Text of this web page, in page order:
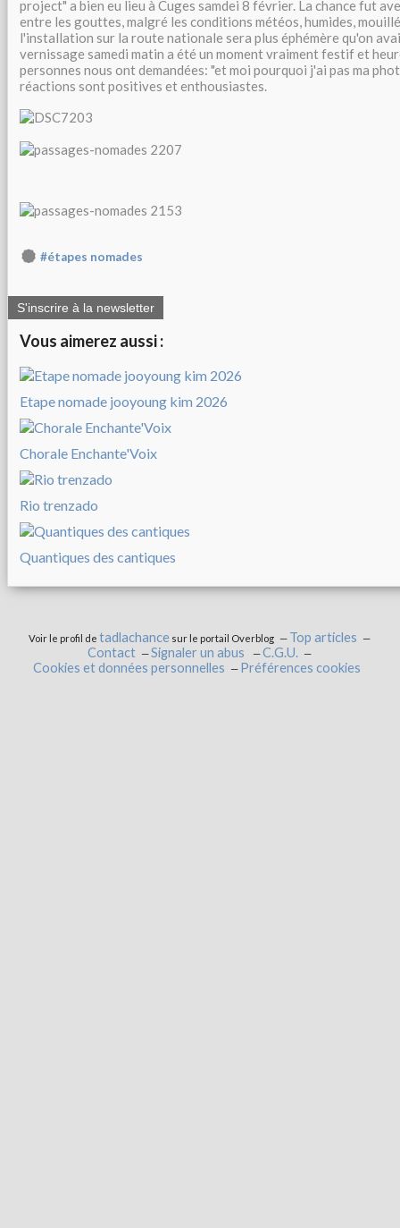
project" a bien eu lieu à Cuges samdei 8 février. La chance fut
entre les gouttes, malgré les conditions météos, humides,
l'installation sur la route nationale sera plus éphémère qu'on
vernissage samedi matin a été un moment vraiment festif et
personnes nous ont demandées: "et moi pourquoi j'ai pas ma
réactions sont positives et enthousiastes.
#étapes nomades
S'inscrire à la newsletter
Vous aimerez aussi :
Etape nomade jooyoung kim 2026
Chorale Enchante'Voix
Rio trenzado
Quantiques des cantiques
Voir le profil detadlachance sur le portail Overblog
Top articles
Contact
Signaler un abus
C.G.U.
Cookies et données personnelles
Préférences cookies